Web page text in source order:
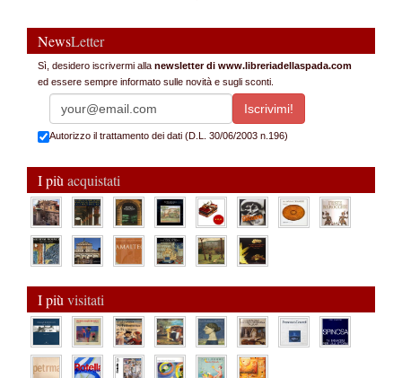
NewsLetter
Sì, desidero iscrivermi alla newsletter di www.libreriadellaspada.com
ed essere sempre informato sulle novità e sugli sconti.
Autorizzo il trattamento dei dati (D.L. 30/06/2003 n.196)
I più acquistati
I più visitati